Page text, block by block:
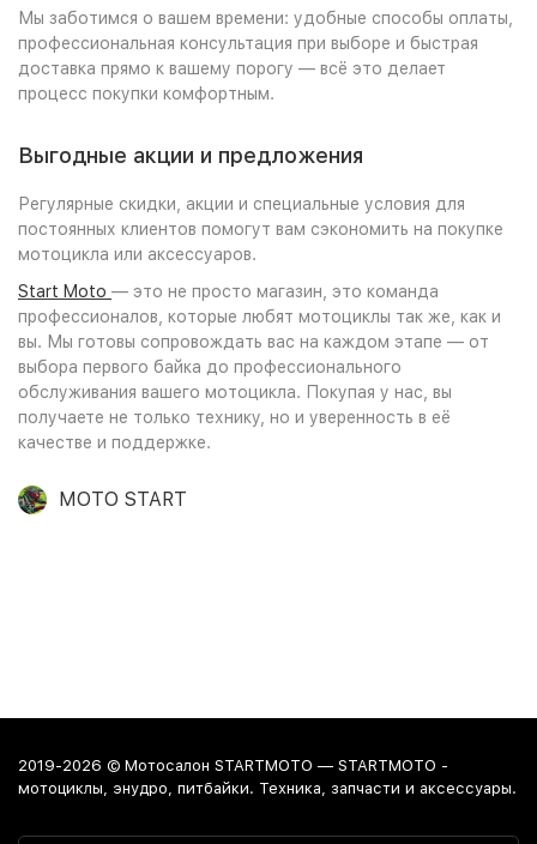
Мы заботимся о вашем времени: удобные способы оплаты,
профессиональная консультация при выборе и быстрая
доставка прямо к вашему порогу — всё это делает
процесс покупки комфортным.
Выгодные акции и предложения
Регулярные скидки, акции и специальные условия для
постоянных клиентов помогут вам сэкономить на покупке
мотоцикла или аксессуаров.
Start Moto — это не просто магазин, это команда
профессионалов, которые любят мотоциклы так же, как и
вы. Мы готовы сопровождать вас на каждом этапе — от
выбора первого байка до профессионального
обслуживания вашего мотоцикла. Покупая у нас, вы
получаете не только технику, но и уверенность в её
качестве и поддержке.
MOTO START
2019-2026 © Мотосалон STARTMOTO — STARTMOTO -
мотоциклы, энудро, питбайки. Техника, запчасти и аксессуары.